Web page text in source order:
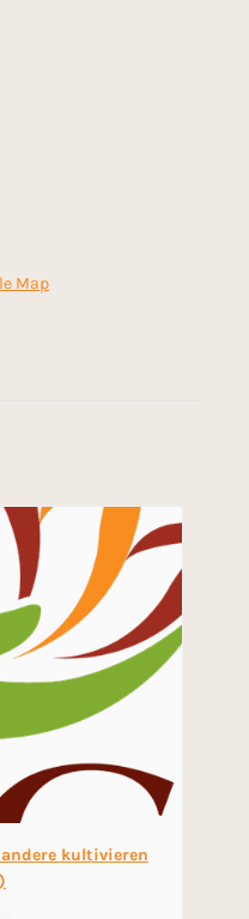
Map
kultivieren